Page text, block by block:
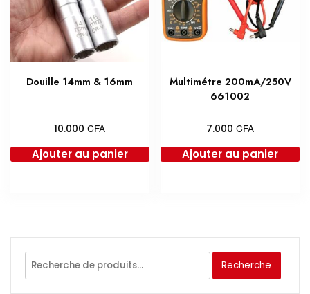
Douille 14mm & 16mm
10.000CFA
Ajouter au panier
Multimétre 200mA/250V
661002
7.000CFA
Ajouter au panier
Recherche
pour :
Recherche